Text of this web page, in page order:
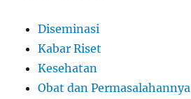
Diseminasi
Kabar Riset
Kesehatan
Obat dan Permasalahannya